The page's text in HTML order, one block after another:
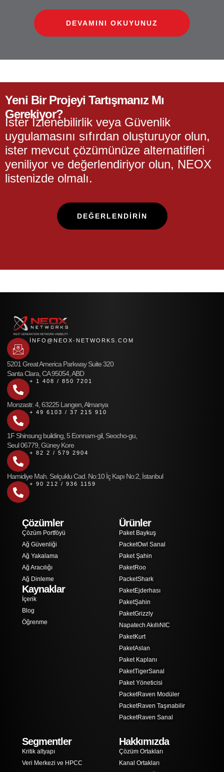
DEVAMINI OKUYUNUZ
Yeni Bir Projeyi Tartışmanız Mı
Gerekiyor?
İster İzlenebilirlik veya Güvenlik
uygulamasını sıfırdan oluşturuyor olun,
ister mevcut çözümünüze alternatifleri
yeniliyor ve değerlendiriyor olun, NEOX
listenizde olmalı.
DEĞERLENDIRIN
INFO@NEOX-NETWORKS.COM
5201 Great America Parkway Suite 320
Santa Clara, CA 95054, ABD
+ 1 408 / 850 7201
Monzastr. 4, 63225 Langen, Almanya
+ 49 6103 / 37 215 910
1F Shinsung building, 5 Eonnam-gil, Seocho-gu,
Seul 06779, Güney Kore
+ 82 2 / 579 2904
Hamidiye Mah. Selçuklu Cad. No:10 İç Kapı No:2, İstanbul
+ 90 212 / 936 1159
Çözümler
Çözüm Portföyü
Ağ Güvenliği
Ağ Yakalama
Ağ Aracılığı
Ağ Dinleme
Kaynaklar
İçerik
Blog
Öğrenme
Ürünler
Paket Baykuş
PacketOwl Sanal
Paket Şahin
PaketRoo
PacketShark
PaketEjderhası
PaketŞahin
PaketGrizzly
Napatech AkıllıNIC
PaketKurt
PaketAslan
Paket Kaplanı
PaketTigerSanal
Paket Yöneticisi
PacketRaven Modüler
PacketRaven Taşınabilir
PacketRaven Sanal
Segmentler
Kritik altyapı
Veri Merkezi ve HPCC
Hakkımızda
Çözüm Ortakları
Kanal Ortakları